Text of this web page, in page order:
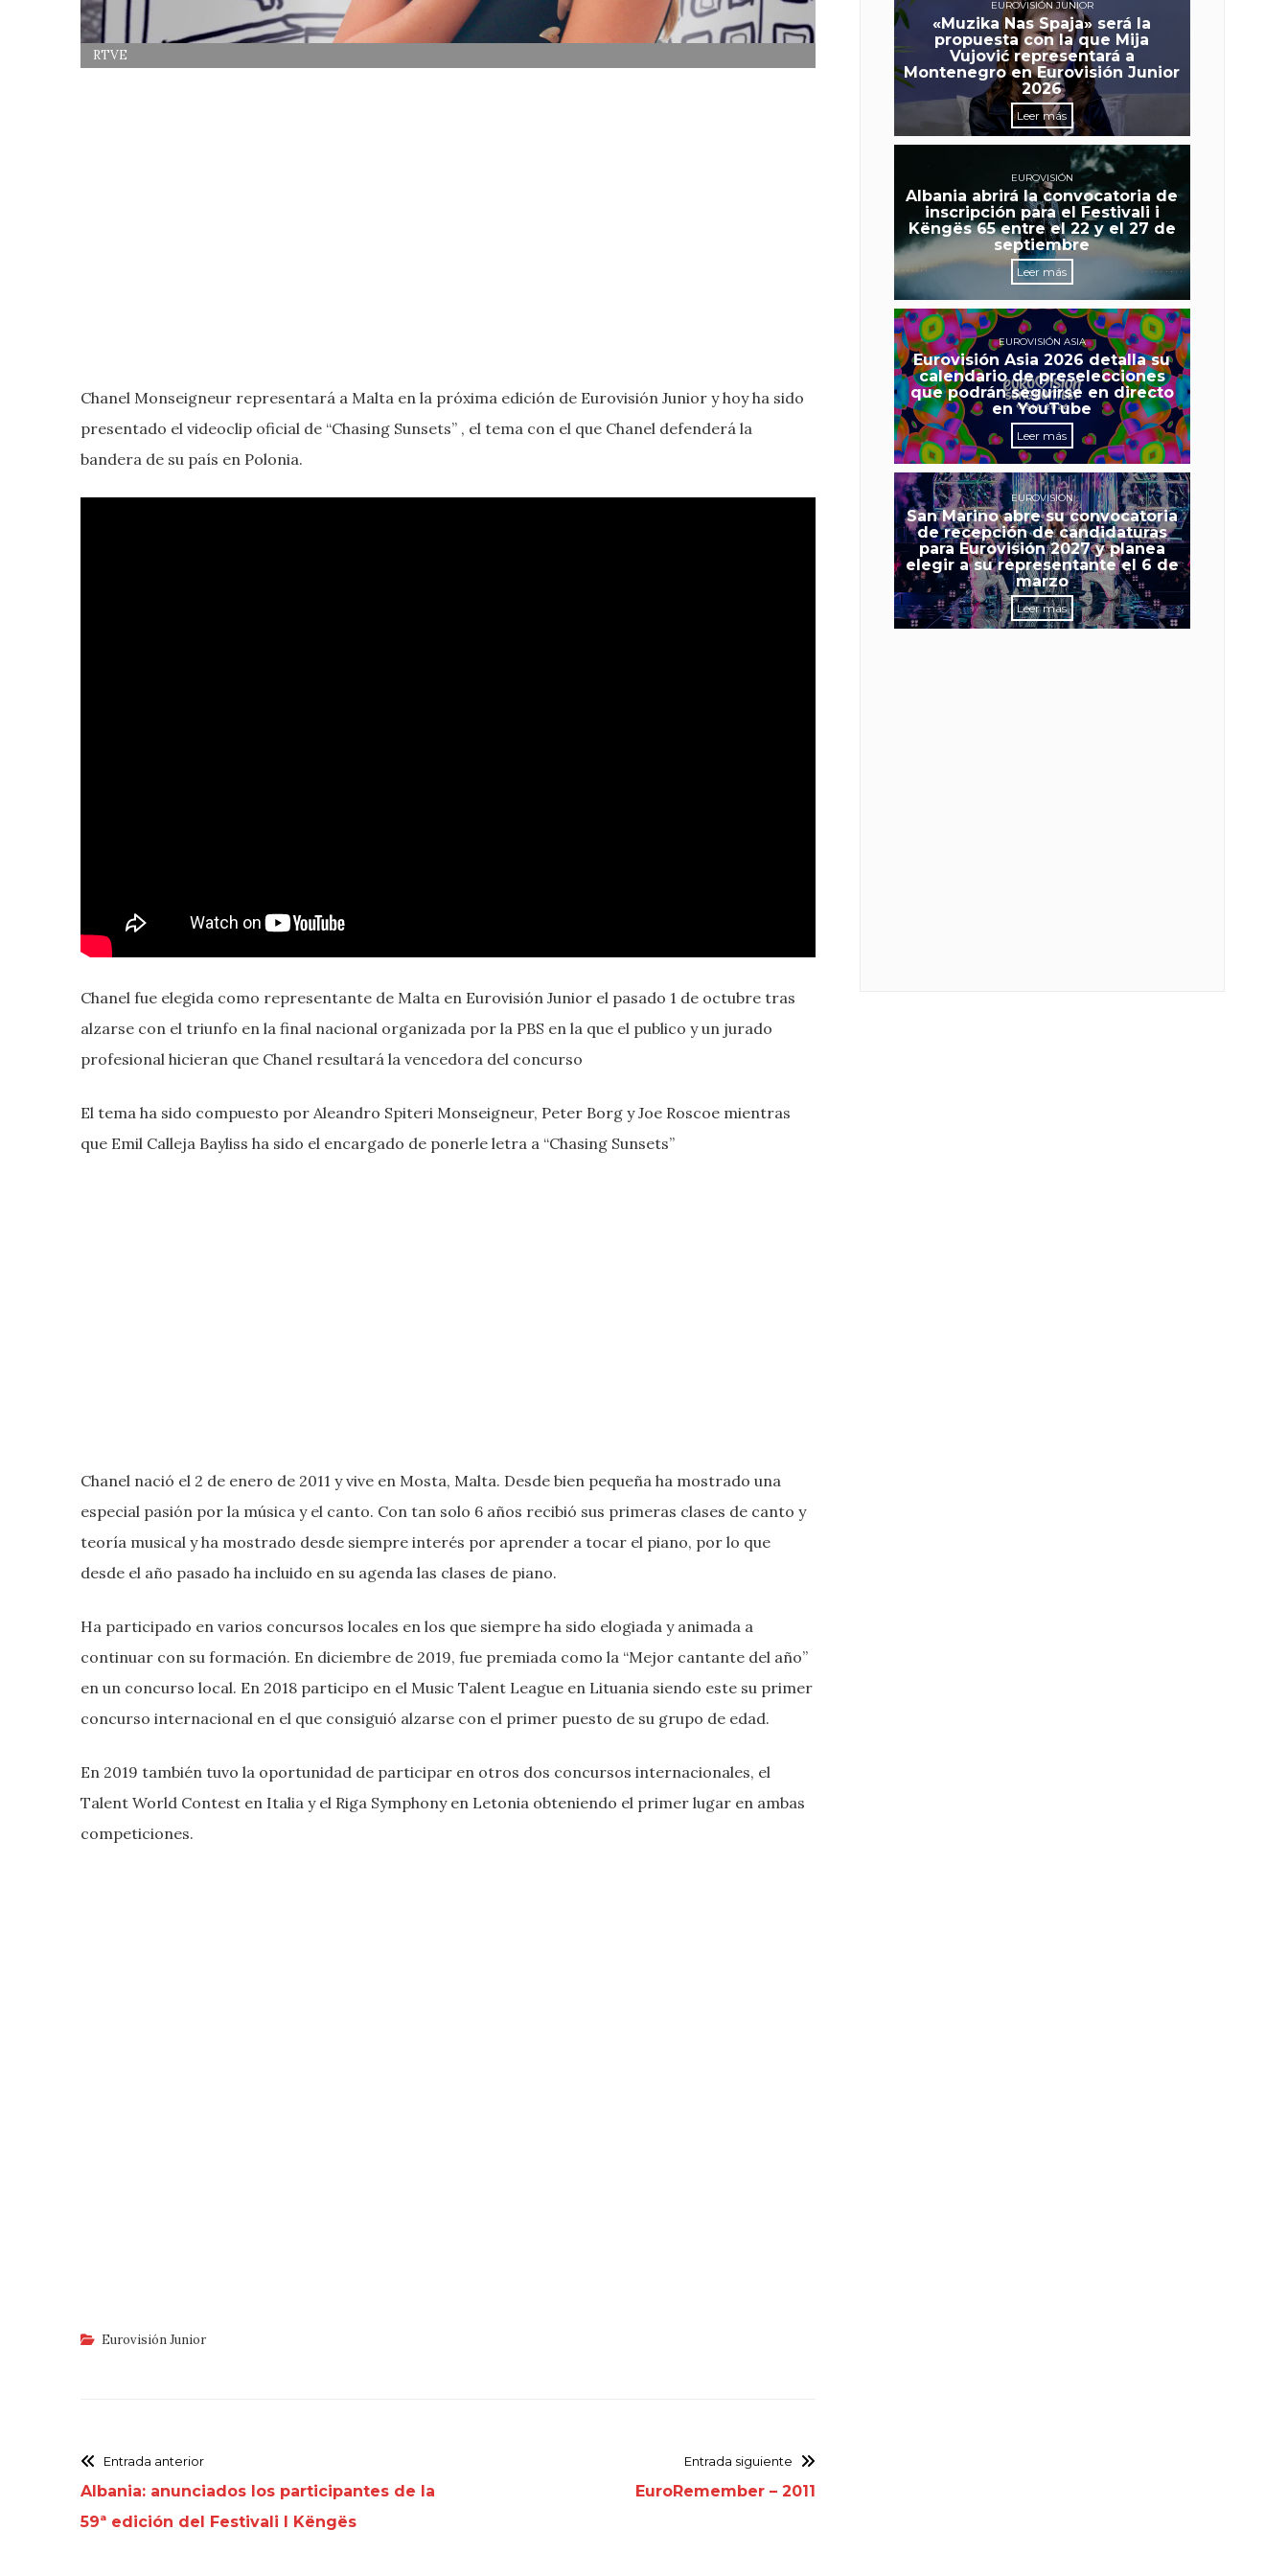
RTVE
Chanel Monseigneur representará a Malta en la próxima edición de Eurovisión Junior y hoy ha sido
presentado el videoclip oficial de “Chasing Sunsets” , el tema con el que Chanel defenderá la
bandera de su país en Polonia.
Chanel fue elegida como representante de Malta en Eurovisión Junior el pasado 1 de octubre tras
alzarse con el triunfo en la final nacional organizada por la PBS en la que el publico y un jurado
profesional hicieran que Chanel resultará la vencedora del concurso
El tema ha sido compuesto por Aleandro Spiteri Monseigneur, Peter Borg y Joe Roscoe mientras
que Emil Calleja Bayliss ha sido el encargado de ponerle letra a “Chasing Sunsets”
Chanel nació el 2 de enero de 2011 y vive en Mosta, Malta. Desde bien pequeña ha mostrado una
especial pasión por la música y el canto. Con tan solo 6 años recibió sus primeras clases de canto y
teoría musical y ha mostrado desde siempre interés por aprender a tocar el piano, por lo que
desde el año pasado ha incluido en su agenda las clases de piano.
Ha participado en varios concursos locales en los que siempre ha sido elogiada y animada a
continuar con su formación. En diciembre de 2019, fue premiada como la “Mejor cantante del año”
en un concurso local. En 2018 participo en el Music Talent League en Lituania siendo este su primer
concurso internacional en el que consiguió alzarse con el primer puesto de su grupo de edad.
En 2019 también tuvo la oportunidad de participar en otros dos concursos internacionales, el
Talent World Contest en Italia y el Riga Symphony en Letonia obteniendo el primer lugar en ambas
competiciones.
Eurovisión Junior
Entrada anterior
Albania: anunciados los participantes de la
59ª edición del Festivali I Këngës
Entrada siguiente
EuroRemember – 2011
EUROVISIÓN JUNIOR
«Muzika Nas Spaja» será la
propuesta con la que Mija
Vujović representará a
Montenegro en Eurovisión Junior
2026
Leer más
EUROVISIÓN
Albania abrirá la convocatoria de
inscripción para el Festivali i
Këngës 65 entre el 22 y el 27 de
septiembre
Leer más
EUROVISIÓN ASIA
Eurovisión Asia 2026 detalla su
calendario de preselecciones
que podrán seguirse en directo
en YouTube
Leer más
EUROVISIÓN
San Marino abre su convocatoria
de recepción de candidaturas
para Eurovisión 2027 y planea
elegir a su representante el 6 de
marzo
Leer más